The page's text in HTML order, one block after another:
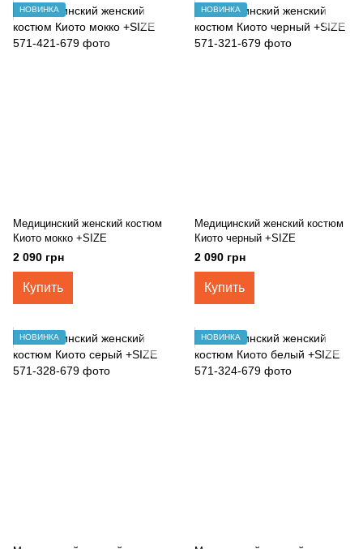
НОВИНКА
Медицинский женский костюм
Киото мокко +SIZE
2 090 грн
Купить
НОВИНКА
Медицинский женский костюм
Киото черный +SIZE
2 090 грн
Купить
НОВИНКА НОВИНКА